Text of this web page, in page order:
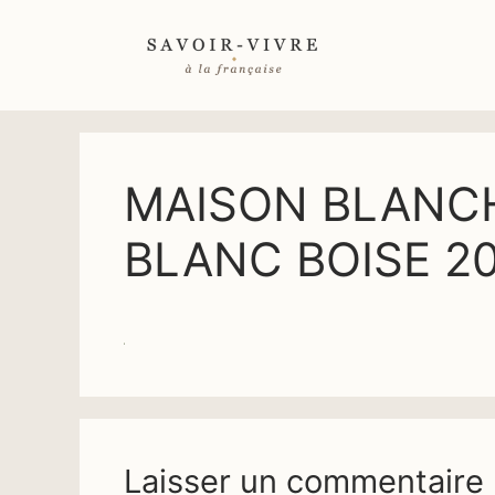
MAISON
BLANC BOISE
Laisser un commentaire